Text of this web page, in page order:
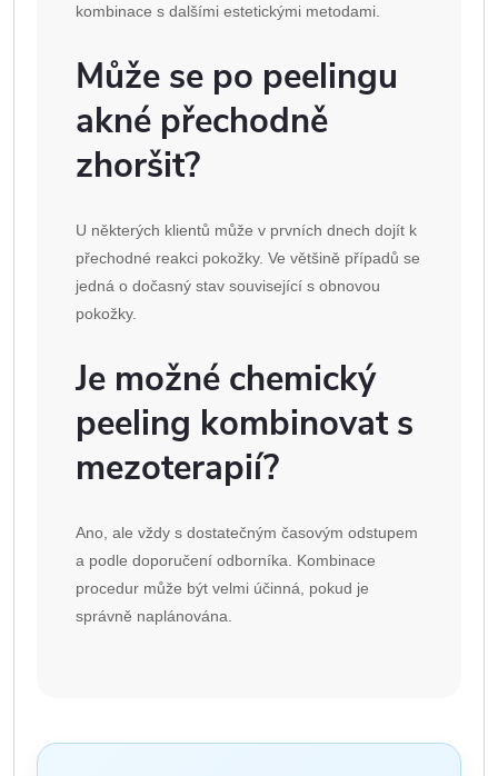
kombinace s dalšími estetickými metodami.
Může se po peelingu
akné přechodně
zhoršit?
U některých klientů může v prvních dnech dojít k
přechodné reakci pokožky. Ve většině případů se
jedná o dočasný stav související s obnovou
pokožky.
Je možné chemický
peeling kombinovat s
mezoterapií?
Ano, ale vždy s dostatečným časovým odstupem
a podle doporučení odborníka. Kombinace
procedur může být velmi účinná, pokud je
správně naplánována.